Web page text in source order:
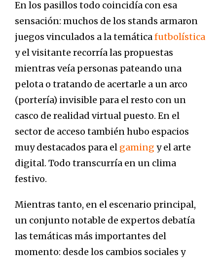
En los pasillos todo coincidía con esa
sensación: muchos de los stands armaron
juegos vinculados a la temáticafutbolística
y el visitante recorría las propuestas
mientras veía personas pateando una
pelota o tratando de acertarle a un arco
(portería) invisible para el resto con un
casco de realidad virtual puesto. En el
sector de acceso también hubo espacios
muy destacados para el gaming y el arte
digital. Todo transcurría en un clima
festivo.
Mientras tanto, en el escenario principal,
un conjunto notable de expertos debatía
las temáticas más importantes del
momento: desde los cambios sociales y